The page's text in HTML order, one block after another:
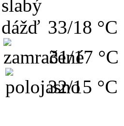
33/18 °C
31/17 °C
32/15 °C